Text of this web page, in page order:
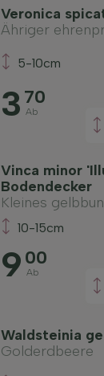
Veronica
Ähriger
5-10cm
3 70
Ab
Vinca minor
Bodendecker
Kleines
10-15cm
9 00
Ab
Waldsteinia
Golderdbeere